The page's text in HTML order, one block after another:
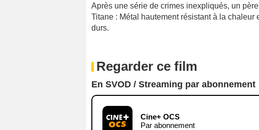
Après une série de crimes inexpliqués, un
Titane : Métal hautement résistant à la
durs.
Regarder ce film
En SVOD / Streaming par abonnement
Cine+ OCS
Par abonnement